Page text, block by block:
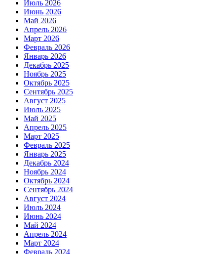
Июль 2026
Июнь 2026
Май 2026
Апрель 2026
Март 2026
Февраль 2026
Январь 2026
Декабрь 2025
Ноябрь 2025
Октябрь 2025
Сентябрь 2025
Август 2025
Июль 2025
Май 2025
Апрель 2025
Март 2025
Февраль 2025
Январь 2025
Декабрь 2024
Ноябрь 2024
Октябрь 2024
Сентябрь 2024
Август 2024
Июль 2024
Июнь 2024
Май 2024
Апрель 2024
Март 2024
Февраль 2024